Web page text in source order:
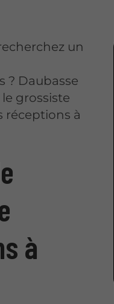
un
? Daubasse
grossiste
réceptions à
à